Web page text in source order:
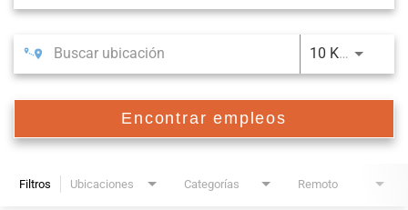
10 KM
Encontrar empleos
Filtros Ubicaciones Categorías Remoto